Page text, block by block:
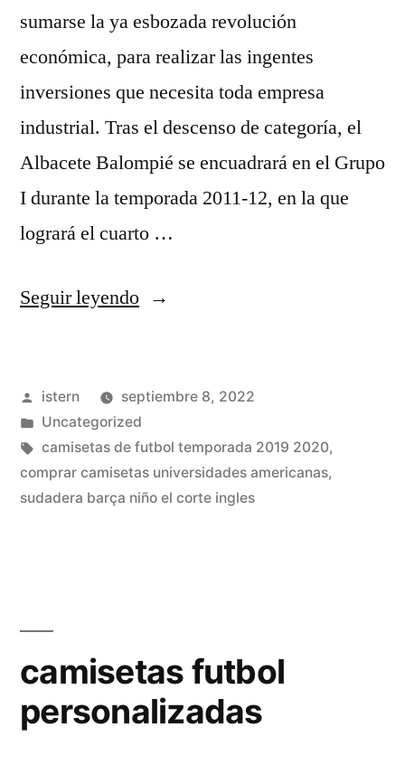
sumarse la ya esbozada revolución
económica, para realizar las ingentes
inversiones que necesita toda empresa
industrial. Tras el descenso de categoría, el
Albacete Balompié se encuadrará en el Grupo
I durante la temporada 2011-12, en la que
logrará el cuarto …
Seguir leyendo«camisetas
Publicado
por
istern
septiembre 8, 2022
Publicado
en
Uncategorized
Etiquetas:
camisetas de futbol temporada 2019 2020,
comprar camisetas universidades americanas,
sudadera barça niño el corte ingles
camisetas futbol
personalizadas